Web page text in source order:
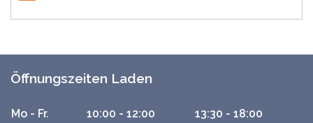
Öffnungszeiten Laden
Mo - Fr. 10:00 - 12:00
13:30 - 18:00